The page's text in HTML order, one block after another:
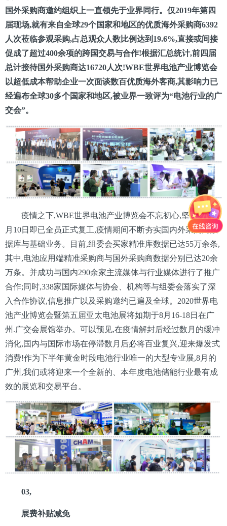
国外采购商邀约组织上一直领先于业界同行。仅2019年第四
届现场,就有来自全球29个国家和地区的优质海外采购商6392
人次莅临参观采购,占总观众人数比例达到 19.6%,直接或间接
促成了超过400余项的跨国交易与合作!根据汇总统计,前四届
总计接待国外采购商达16720人次!WBE世界电池产业博览会
以超低成本帮助企业一次面谈数百优质海外客商,其影响力已
经遍布全球30多个国家和地区,被业界一致评为“电池行业的广
交会”。
疫情之下,WBE世界电池产业博览会不忘初心,坚守使命,2
月10日即已全员正式复工,疫情期间不断夯实国内外采购商数
据库与基础业务。目前,组委会买家精准库数据已达55万余条,
其中,电池应用端精准采购商与国外采购商数据分别已达20余
万条。并成功与国内290余家主流媒体与行业媒体进行了推广
合作;同时,338家国际媒体与协会、机构等与组委会落实了深
入合作协议,信息推广以及采购邀约已遍及全球。2020世界电
池产业博览会暨第五届亚太电池展将如期于8月16-18日在广
州.广交会展馆举办。可以预见,在疫情解封后经过数月的缓冲
消化,国内与国际市场在停滞数月后必将百业复兴,迎来爆发式
消费!作为下半年黄金时段电池行业唯一的大型专业展,8月的
广州,我们或将迎来一个全新的、本年度电池储能行业最有成
效的展览和交易平台。
03,
展费补贴减免